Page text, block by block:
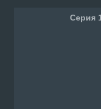
Серия